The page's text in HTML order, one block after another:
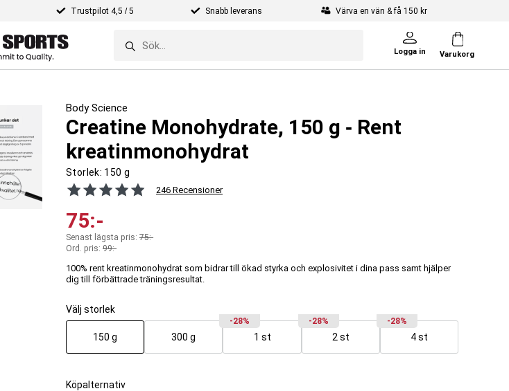
Trustpilot 4,5 / 5 Snabb leverans Värva en vän & få 150 kr
Logga in Varukorg
Body Science
Creatine Monohydrate, 150 g ‐ Rent
kreatinmonohydrat
Storlek: 150 g
246 Recensioner
75:-
Senast lägsta pris:75:-
Ord. pris:99:-
100% rent kreatinmonohydrat som bidrar till ökad styrka och explosivitet i dina pass samt hjälper
dig till förbättrade träningsresultat.
Välj storlek
150 g 300 g
-28%
1 st
-28%
2 st
-28%
4 st
Köpalternativ